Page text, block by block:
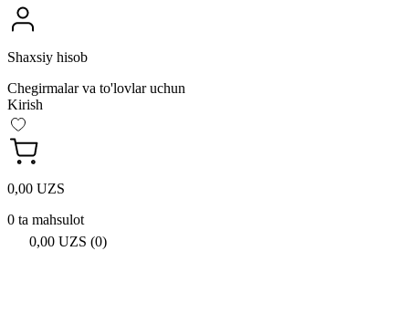
Shaxsiy hisob
Chegirmalar va to'lovlar uchun
Kirish
0,00 UZS
0 ta mahsulot
0,00 UZS (0)